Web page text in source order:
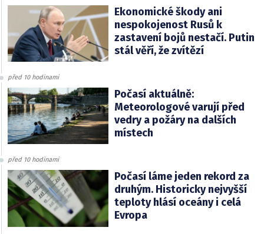
Ekonomické škody ani
nespokojenost Rusů k
zastavení bojů nestačí. Putin
stál věří, že zvítězí
před 10 hodinami
Počasí aktuálně:
Meteorologové varují před
vedry a požáry na dalších
místech
před 10 hodinami
Počasí láme jeden rekord za
druhým. Historicky nejvyšší
teploty hlásí oceány i celá
Evropa